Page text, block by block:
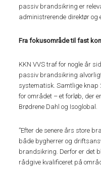
passiv brandsikring er
administrerende direktør og
Fra fokusområde til fast
KKN VVS traf for nogle år
passiv brandsikring
systematisk. Samtlige
for området – et forløb, der
Brødrene Dahl og Isoglobal.
”Efter de senere års store
både bygherrer og
brandsikring. Derfor er det
rådgive kvalificeret på